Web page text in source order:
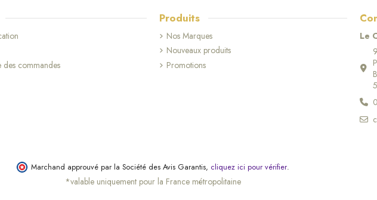
des commandes
Produits
Nos Marques
Nouveaux produits
Promotions
Le
Marchand approuvé par la Société des Avis Garantis, cliquez ici pour vérifier.
*valable uniquement pour la France métropolitaine